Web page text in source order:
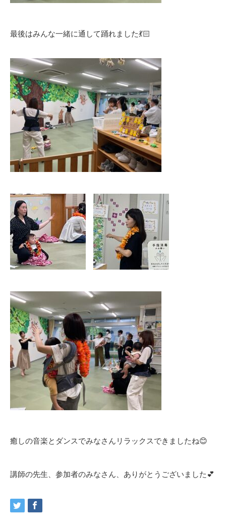
最後はみんな一緒に通して踊れました💃🏻
癒しの音楽とダンスでみなさんリラックスできましたね😊
講師の先生、参加者のみなさん、ありがとうございました💕